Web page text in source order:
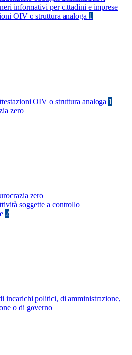
informativi per cittadini e imprese
OIV o struttura analoga 1
OIV o struttura analoga 1
zero
zero
soggette a controllo
2
incarichi politici, di amministrazione,
o di governo